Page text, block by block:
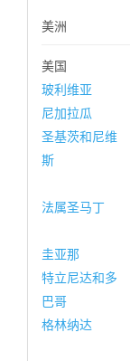
美洲
美国
玻利维亚
尼加拉瓜
圣基茨和尼维
斯
法属圣马丁
圭亚那
特立尼达和多
巴哥
格林纳达